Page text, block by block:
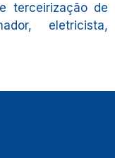
terceirização de
eletricista,